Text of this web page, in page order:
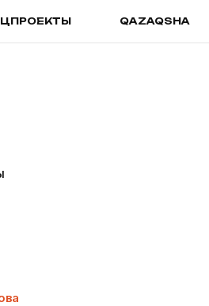
QAZAQSHA